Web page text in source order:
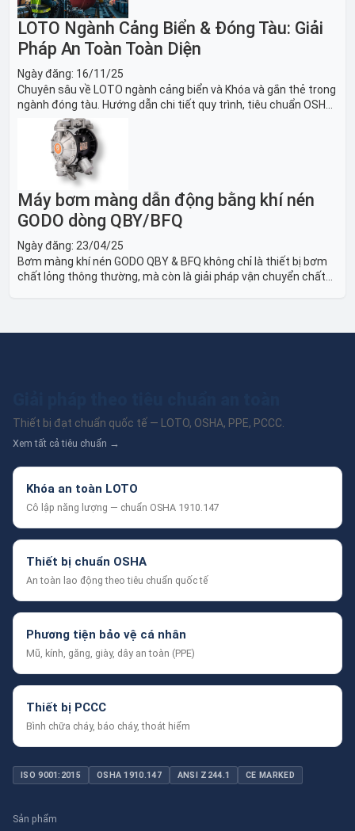
LOTO Ngành Cảng Biển & Đóng Tàu: Giải
Pháp An Toàn Toàn Diện
Ngày đăng: 16/11/25
Chuyên sâu về LOTO ngành cảng biển và Khóa và gắn thẻ trong
ngành đóng tàu. Hướng dẫn chi tiết quy trình, tiêu chuẩn OSHA,
thiết bị và Giải pháp LOTO trong công nghiệp đóng tàu toàn
Máy bơm màng dẫn động bằng khí nén
GODO dòng QBY/BFQ
Ngày đăng: 23/04/25
Bơm màng khí nén GODO QBY & BFQ không chỉ là thiết bị bơm
chất lỏng thông thường, mà còn là giải pháp vận chuyển chất
Thiết bị đạt chuẩn quốc tế — LOTO, OSHA, PPE, PCCC.
Xem tất cả tiêu chuẩn →
Khóa an toàn LOTO
Cô lập năng lượng — chuẩn OSHA 1910.147
Thiết bị chuẩn OSHA
An toàn lao động theo tiêu chuẩn quốc tế
Phương tiện bảo vệ cá nhân
Mũ, kính, găng, giày, dây an toàn (PPE)
Thiết bị PCCC
Bình chữa cháy, báo cháy, thoát hiểm
ISO 9001:2015 OSHA 1910.147 ANSI Z244.1 CE MARKED
Sản phẩm